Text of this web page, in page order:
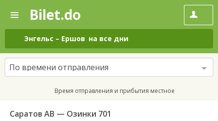
—
Поиск
и
покупка
билетов
на
автобус
онлайн
Bilet.do
Энгельс – Ершов на все дни
По времени отправления
Время отправления и прибытия местное
Саратов АВ — Озинки 701